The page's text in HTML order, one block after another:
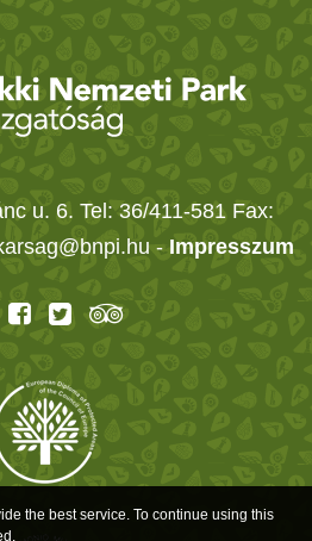
u. 6. Tel: 36/411-581 Fax:
- Impresszum
the best service. To continue using this